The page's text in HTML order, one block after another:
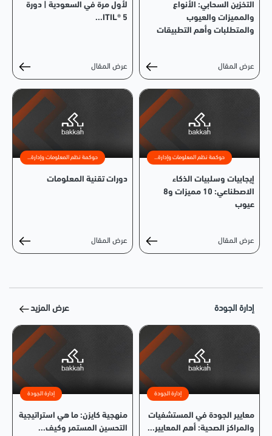
التخزين السحابي: الأنواع
والمميزات والعيوب
والمتطلبات وأهم التطبيقات
عرض المقال
لأول مرة في السعودية | دورة
ITIL® 5...
عرض المقال
حوكمة نظم المعلومات وإدارة...
إيجابيات وسلبيات الذكاء
الاصطناعي: 10 مميزات و8
عيوب
عرض المقال
حوكمة نظم المعلومات وإدارة...
دورات تقنية المعلومات
عرض المقال
إدارة الجودة عرض المزيد
إدارة الجودة
معايير الجودة في المستشفيات
والمراكز الصحية: أهم المعايير...
إدارة الجودة
منهجية كايزن: ما هي استراتيجية
التحسين المستمر وكيف...